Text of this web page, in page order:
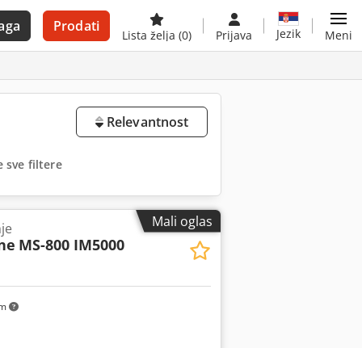
Prodati
Lista želja (0) Prijava Jezik Meni
Relevantnost
sve filtere
Mali oglas
MS-800 IM5000